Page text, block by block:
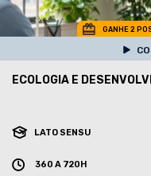
GANHE 2
ECOLOGIA E
LATO SENSU
360 A 720H